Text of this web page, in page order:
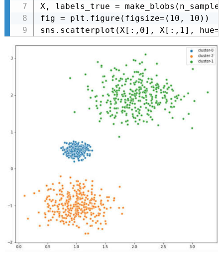
X, labels_true =
fig = plt.figure(figsize=(10, 10))
sns.scatterplot(X[:,0], X[:,1],